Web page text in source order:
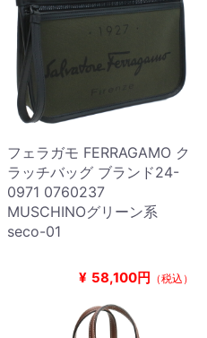
フェラガモ FERRAGAMO ク
ラッチバッグ ブランド24-
0971 0760237
MUSCHINOグリーン系
seco-01
¥ 58,100円 （税込）